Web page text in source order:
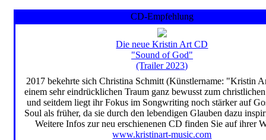
CD-Empfehlung
Die neue Kristin Art CD
"Sound of God"
(Trailer 2023)
2017 bekehrte sich Christina Schmitt (Künstlername: "Kristin
einem sehr eindrücklichen Traum ganz bewusst zum
und seitdem liegt ihr Fokus im Songwriting noch stärker auf
Soul als früher, da sie durch den lebendigen Glauben dazu
Weitere Infos zur neu erschienenen CD finden Sie auf ihrer
www.kristinart-music.com